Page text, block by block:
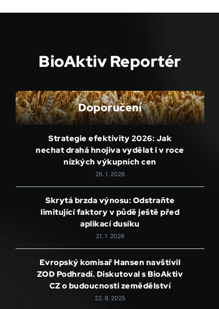
BioAktiv Reportér
Doporučení
Strategie efektivity 2026: Jak
nechat drahá hnojiva vydělat i v roce
nízkých výkupních cen
26. 1. 2026
Skrytá brzda výnosu: Odstraňte
limitující faktory v půdě ještě před
aplikací dusíku
21. 1. 2026
Evropský komisař Hansen navštívil
ZOD Podhradí. Diskutoval s BioAktiv
CZ o budoucnosti zemědělství
22. 8. 2025